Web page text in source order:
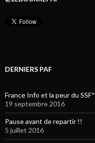
DERNIERS PAF
France Info et la peur du SSF*
19 septembre 2016
Pause avant de repartir !!
5 juillet 2016